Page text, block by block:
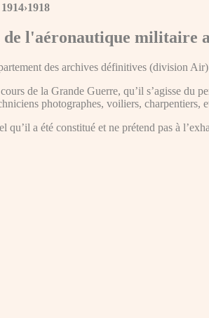
1914›1918
de l'aéronautique militaire
des archives définitives (division
de la Grande Guerre, qu’il s’agisse du
photographes, voiliers, charpentiers,
qu’il a été constitué et ne prétend pas à